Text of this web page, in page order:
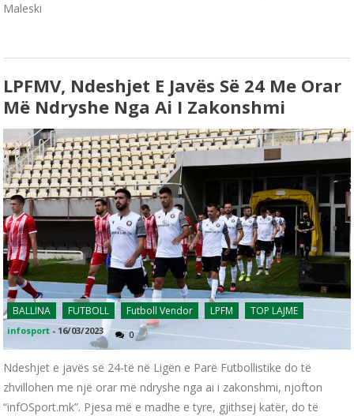
Maleski
LPFMV, Ndeshjet E Javës Së 24 Me Orar
Më Ndryshe Nga Ai I Zakonshmi
BALLINA FUTBOLL Futboll Vendor LPFM TOP LAJME
infosport - 16/03/2023 0
Ndeshjet e javës së 24-të në Ligën e Parë Futbollistike do të
zhvillohen me një orar më ndryshe nga ai i zakonshmi, njofton
“infOSport.mk”. Pjesa më e madhe e tyre, gjithsej katër, do të